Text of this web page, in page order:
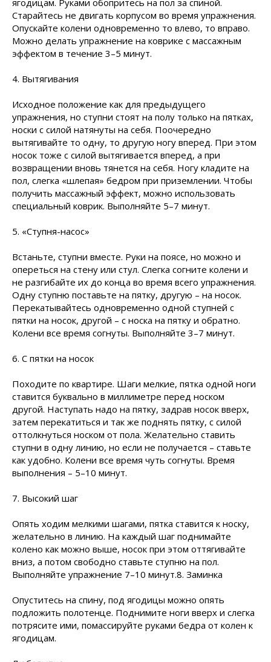
ягодицам. Руками обопритесь на пол за спиной.
Старайтесь не двигать корпусом во время упражнения.
Опускайте колени одновременно то влево, то вправо.
Можно делать упражнение на коврике с массажным
эффектом в течение 3–5 минут.
4. Вытягивания
Исходное положение как для предыдущего
упражнения, но ступни стоят на полу только на пятках,
носки с силой натянуты на себя. Поочередно
вытягивайте то одну, то другую ногу вперед. При этом
носок тоже с силой вытягивается вперед, а при
возвращении вновь тянется на себя. Ногу кладите на
пол, слегка «шлепая» бедром при приземлении. Чтобы
получить массажный эффект, можно использовать
специальный коврик. Выполняйте 5–7 минут.
5. «Ступня-насос»
Встаньте, ступни вместе. Руки на поясе, но можно и
опереться на стену или стул. Слегка согните колени и
не разгибайте их до конца во время всего упражнения.
Одну ступню поставьте на пятку, другую – на носок.
Перекатывайтесь одновременно одной ступней с
пятки на носок, другой – с носка на пятку и обратно.
Колени все время согнуты. Выполняйте 3–7 минут.
6. С пятки на носок
Походите по квартире. Шаги мелкие, пятка одной ноги
ставится буквально в миллиметре перед носком
другой. Наступать надо на пятку, задрав носок вверх,
затем перекатиться и так же поднять пятку, с силой
оттолкнуться носком от пола. Желательно ставить
ступни в одну линию, но если не получается – ставьте
как удобно. Колени все время чуть согнуты. Время
выполнения – 5–10 минут.
7. Высокий шаг
Опять ходим мелкими шагами, пятка ставится к носку,
желательно в линию. На каждый шаг поднимайте
колено как можно выше, носок при этом оттягивайте
вниз, а потом свободно ставьте ступню на пол.
Выполняйте упражнение 7–10 минут.8. Заминка
Опуститесь на спину, под ягодицы можно опять
подложить полотенце. Поднимите ноги вверх и слегка
потрясите ими, помассируйте руками бедра от колен к
ягодицам.